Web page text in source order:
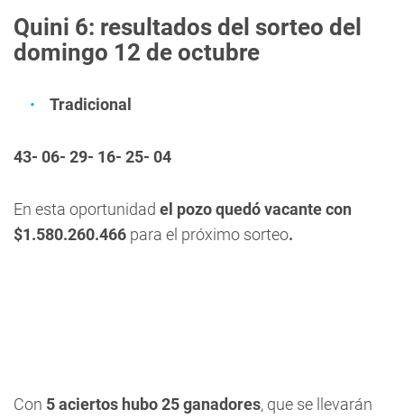
Quini 6: resultados del sorteo del
domingo 12 de octubre
Tradicional
43- 06- 29- 16- 25- 04
En esta oportunidad el pozo quedó vacante con
$1.580.260.466 para el próximo sorteo.
Con 5 aciertos hubo 25 ganadores, que se llevarán